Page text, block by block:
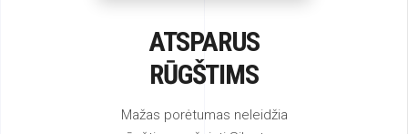
ATSPARUS
RŪGŠTIMS
Mažas porėtumas neleidžia